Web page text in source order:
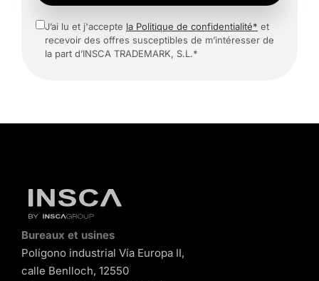
J’ai lu et j'accepte la Politique de confidentialité* et
recevoir des offres susceptibles de m’intéresser de
la part d’INSCA TRADEMARK, S.L.*
Bureaux et usines
Polígono industrial Vía Europa II,
calle Benlloch, 12550